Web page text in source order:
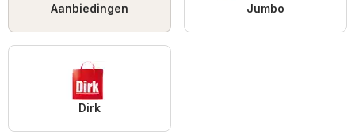
Aanbiedingen Jumbo
Dirk